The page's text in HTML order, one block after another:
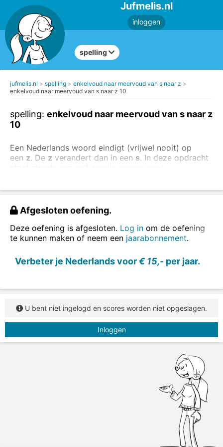
Jufmelis.nl
inloggen
spelling
jufmelis.nl spelling
enkelvoud naar meervoud van s naar z
enkelvoud naar meervoud van s naar z 10
spelling: enkelvoud naar meervoud van s naar z
10
Een Nederlands woord eindigt (vrijwel nooit) op
een z. De z verandert dan in een s. In deze opdracht
zelfstandig naamwoord
één luis- twee luizen
één doo
- twee doz
Zet het zelfstandig naamwoord steeds in het
Afgesloten oefening.
Deze oefening is afgesloten. Log in om de oefening
te kunnen maken of neem een jaarabonnement.
Verbeter je Nederlands voor€ 15,- per jaar.
U bent niet ingelogd en scores worden niet opgeslagen.
Inloggen